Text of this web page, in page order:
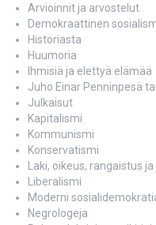
Arvioinnit ja arvostelut
Demokraattinen
Historiasta
Huumoria
Ihmisiä ja elettyä elämää
Juho Einar Penninpesä
Julkaisut
Kapitalismi
Kommunismi
Konservatismi
Laki, oikeus, rangaistus
Liberalismi
Moderni
Negrologeja